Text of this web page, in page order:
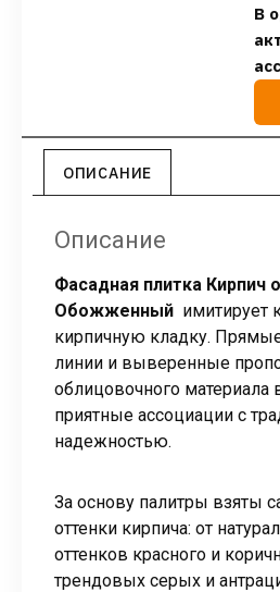
В
ОПИСАНИЕ
Описание
Фасадная плитка Кирпич
Обожженный имитирует
кирпичную кладку.
линии и выверенные
облицовочного
приятные ассоциации с
надежностью.
За основу палитры взяты
оттенки кирпича: от
оттенков красного и
трендовых серых и